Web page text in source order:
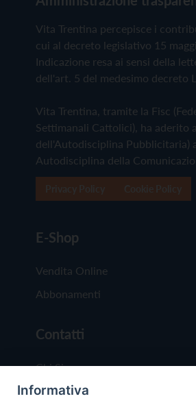
Vita Trentina percepisce i
cui al decreto legislativo 15
Indicazione resa ai sensi della
dell'art. 5 del medesimo decreto
Vita Trentina, tramite la Fisc
Settimanali Cattolici), ha aderito
dell'Autodisciplina Pubblicitaria)
Autodisciplina della
E-Shop
Vendita Online
Abbonamenti
Contatti
Chi Siamo
Redazione
Informativa